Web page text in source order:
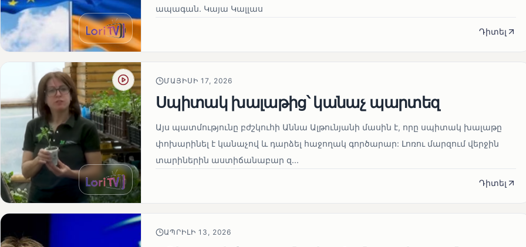
ապագան. Կայա Կալլաս
Դիտել
ՄԱՅԻՍԻ 17, 2026
Սպիտակ խալաթից՝ կանաչ պարտեզ
Այս պատմությունը բժշկուհի Աննա Ալթունյանի մասին է, որը սպիտակ խալաթը
փոխարինել է կանաչով և դարձել հաջողակ գործարար: Լոռու մարզում վերջին
տարիներին աստիճանաբար զ...
Դիտել
ԱՊՐԻԼԻ 13, 2026